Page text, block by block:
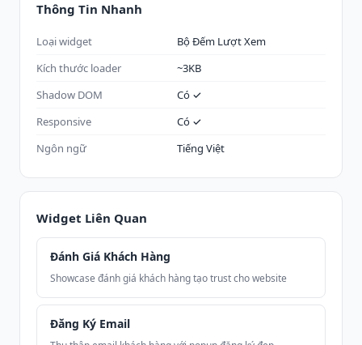
Thông Tin Nhanh
Loại widget
Bộ Đếm Lượt Xem
Kích thước loader
~3KB
Shadow DOM
Có ✓
Responsive
Có ✓
Ngôn ngữ
Tiếng Việt
Widget Liên Quan
Đánh Giá Khách Hàng
Showcase đánh giá khách hàng tạo trust cho website
Đăng Ký Email